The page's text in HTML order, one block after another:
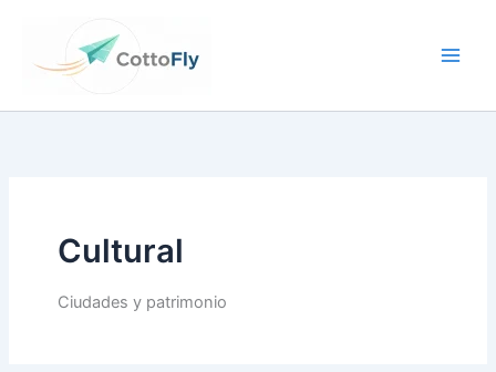
contenido
Cultural
Ciudades y patrimonio